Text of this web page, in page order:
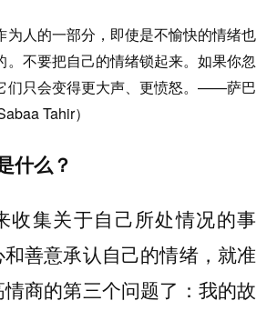
为人的一部分，即使是不愉快的情绪也
。不要把自己的情绪锁起来。如果你忽
们只会变得更大声、更愤怒。——萨巴
Tahir）
什么？
收集关于自己所处情况的事
善意承认自己的情绪，就准
商的第三个问题了：我的故